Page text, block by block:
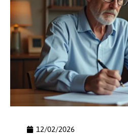
12/02/2026